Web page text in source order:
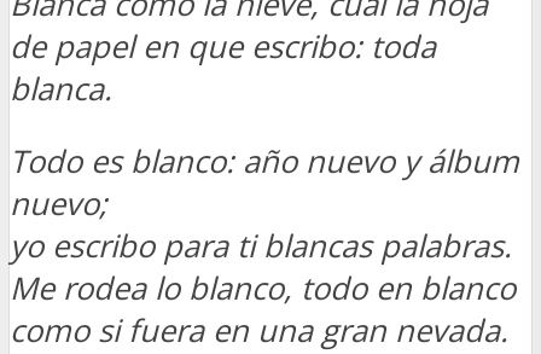
de papel en que escribo: toda
blanca.
Todo es blanco: año nuevo y álbum
nuevo;
yo escribo para ti blancas palabras.
Me rodea lo blanco, todo en blanco
como si fuera en una gran nevada.